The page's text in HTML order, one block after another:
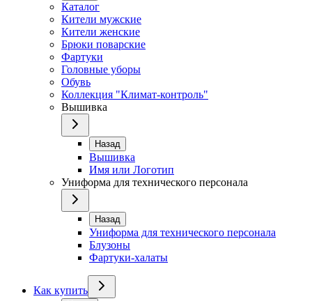
Каталог
Кители мужские
Кители женские
Брюки поварские
Фартуки
Головные уборы
Обувь
Коллекция "Климат-контроль"
Вышивка
Назад
Вышивка
Имя или Логотип
Униформа для технического персонала
Назад
Униформа для технического персонала
Блузоны
Фартуки-халаты
Как купить